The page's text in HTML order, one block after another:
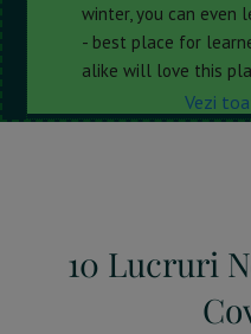
winter, you can even
- best place for
alike will love this
Vezi
10 Lucruri